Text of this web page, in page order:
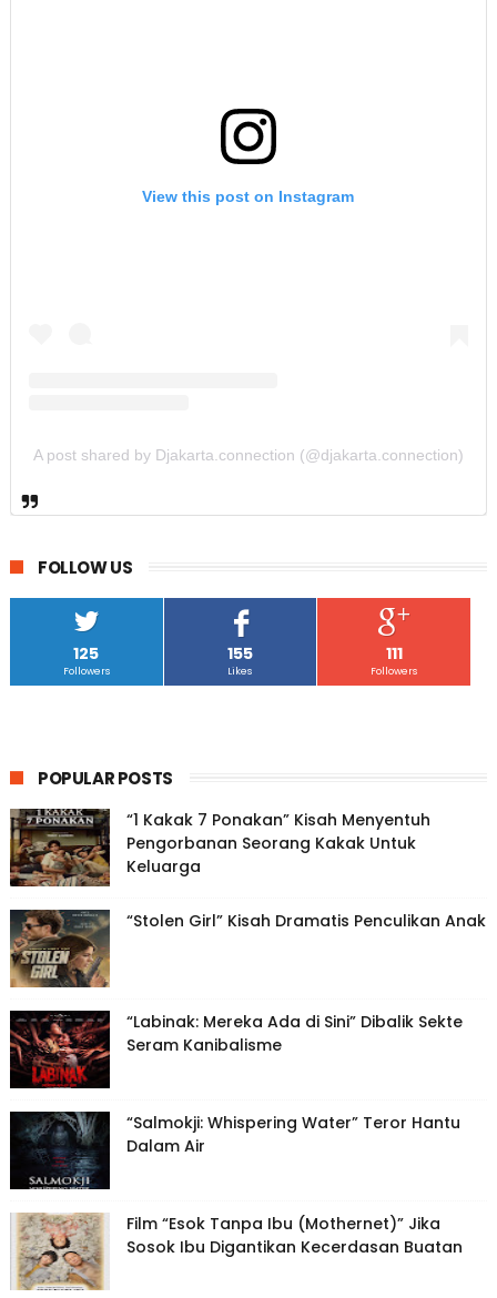
View this post on Instagram
A post shared by Djakarta.connection (@djakarta.connection)
FOLLOW US
125
Followers
155
Likes
111
Followers
POPULAR POSTS
“1 Kakak 7 Ponakan” Kisah Menyentuh
Pengorbanan Seorang Kakak Untuk
Keluarga
“Stolen Girl” Kisah Dramatis Penculikan Anak
“Labinak: Mereka Ada di Sini” Dibalik Sekte
Seram Kanibalisme
“Salmokji: Whispering Water” Teror Hantu
Dalam Air
Film “Esok Tanpa Ibu (Mothernet)” Jika
Sosok Ibu Digantikan Kecerdasan Buatan